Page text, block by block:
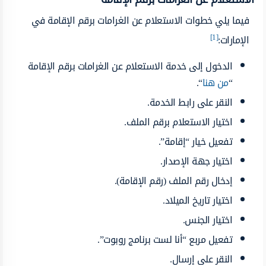
فيما يلي خطوات الاستعلام عن الغرامات برقم الإقامة في
الإمارات:[1]
الدخول إلى خدمة الاستعلام عن الغرامات برقم الإقامة
“من هنا“.
النقر على رابط الخدمة.
اختيار الاستعلام برقم الملف.
تفعيل خيار “إقامة”.
اختيار جهة الإصدار.
إدخال رقم الملف (رقم الإقامة).
اختيار تاريخ الميلاد.
اختيار الجنس.
تفعيل مربع “أنا لست برنامج روبوت”.
النقر على إرسال.